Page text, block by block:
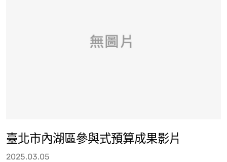
臺北市內湖區參與式預算成果影片
2025.03.05